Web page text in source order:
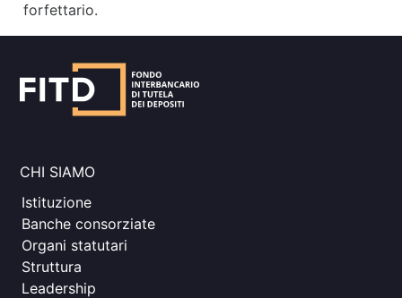
forfettario.
CHI SIAMO
Istituzione
Banche consorziate
Organi statutari
Struttura
Leadership